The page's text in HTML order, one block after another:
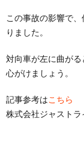
この事故の影響で
りました。
対向車が左に曲が
心がけましょう。
記事参考はこちら
株式会社ジャストラ